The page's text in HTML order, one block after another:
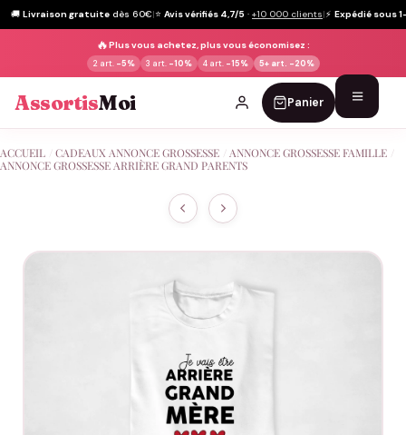
🚚 Livraison gratuite dès 60€|⭐ Avis vérifiés 4,7/5 · +10 000 clients|⚡ Expédié sous
🔥Plus vous achetez, plus vous économisez :
2 art. -5% 3 art. -10% 4 art. -15% 5+ art. -20%
AssortisMoi Panier
au
ACCUEIL CADEAUX ANNONCE GROSSESSE ANNONCE GROSSESSE FAMILLE
ANNONCE GROSSESSE ARRIÈRE GRAND PARENTS